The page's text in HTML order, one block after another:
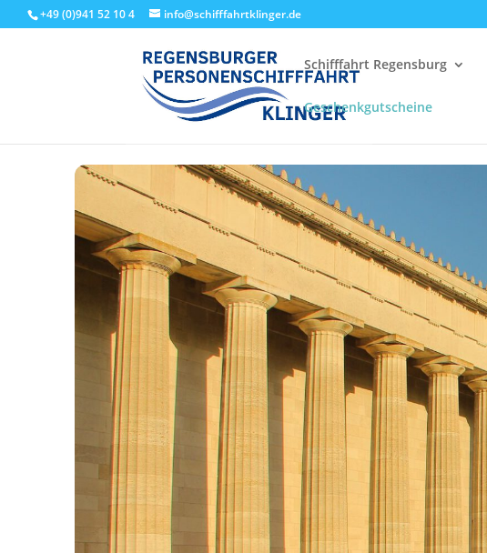
+49 (0)941 52 10 4 info@schifffahrtklinger.de
Schifffahrt Regensburg
Geschenkgutscheine
Events - Schifffahrt Regensburg Linienfahrten